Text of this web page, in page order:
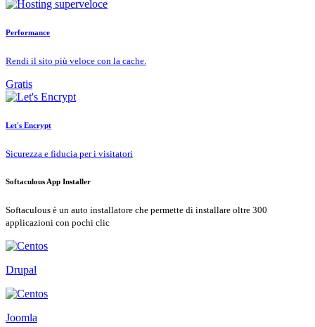
Performance
Rendi il sito più veloce con la cache.
Gratis
Let's Encrypt
Sicurezza e fiducia per i visitatori
Softaculous App Installer
Softaculous è un auto installatore che permette di installare oltre 300
applicazioni con pochi clic
Drupal
Joomla